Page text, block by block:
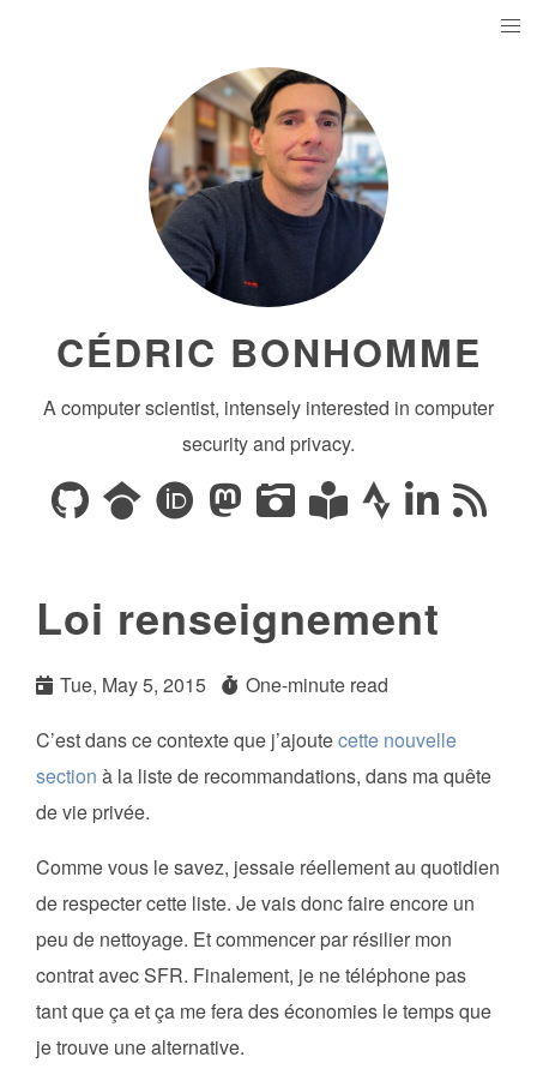
CÉDRIC BONHOMME
A computer scientist, intensely interested in computer
security and privacy.
Loi renseignement
Tue, May 5, 2015
One-minute read
C’est dans ce contexte que j’ajoutecette nouvelle
section à la liste de recommandations, dans ma quête
de vie privée.
Comme vous le savez, jessaie réellement au quotidien
de respecter cette liste. Je vais donc faire encore un
peu de nettoyage. Et commencer par résilier mon
contrat avec SFR. Finalement, je ne téléphone pas
tant que ça et ça me fera des économies le temps que
je trouve une alternative.